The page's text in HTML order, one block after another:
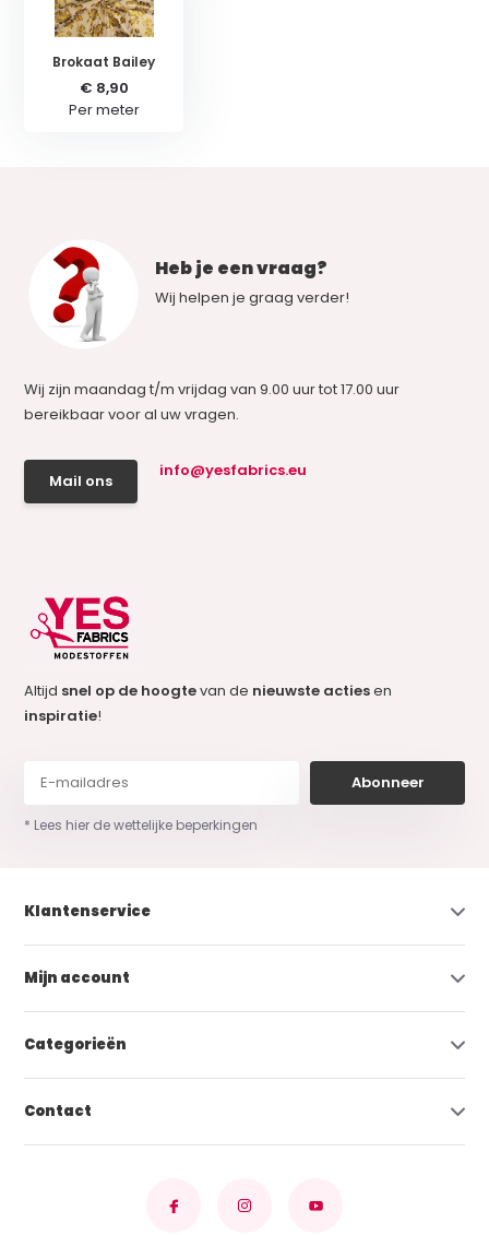
Brokaat Bailey
€ 8,90
Per meter
Heb je een vraag?
Wij helpen je graag verder!
Wij zijn maandag t/m vrijdag van 9.00 uur tot 17.00 uur
bereikbaar voor al uw vragen.
Mail ons
info@yesfabrics.eu
Altijd snel op de hoogtevan de nieuwste actiesen
inspiratie!
Abonneer
* Lees hier de wettelijke beperkingen
Klantenservice
Mijn account
Categorieën
Contact